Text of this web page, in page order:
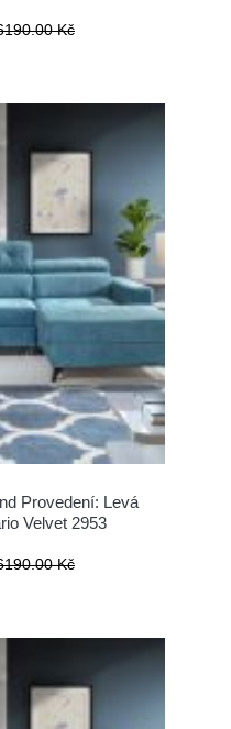
Kč
Provedení: Levá
Velvet 2953
Kč